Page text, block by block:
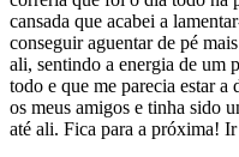
cansada que acabei a
conseguir aguentar de pé
ali, sentindo a energia de um
todo e que me parecia estar
os meus amigos e tinha sido
até ali. Fica para a próxima!